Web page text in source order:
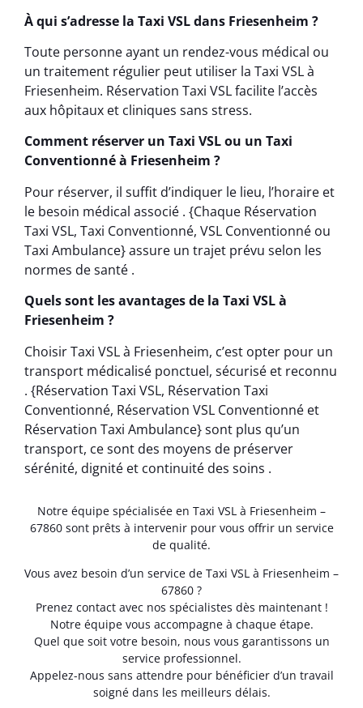
À qui s’adresse la Taxi VSL dans Friesenheim ?
Toute personne ayant un rendez-vous médical ou
un traitement régulier peut utiliser la Taxi VSL à
Friesenheim. Réservation Taxi VSL facilite l’accès
aux hôpitaux et cliniques sans stress.
Comment réserver un Taxi VSL ou un Taxi
Conventionné à Friesenheim ?
Pour réserver, il suffit d’indiquer le lieu, l’horaire et
le besoin médical associé . {Chaque Réservation
Taxi VSL, Taxi Conventionné, VSL Conventionné ou
Taxi Ambulance} assure un trajet prévu selon les
normes de santé .
Quels sont les avantages de la Taxi VSL à
Friesenheim ?
Choisir Taxi VSL à Friesenheim, c’est opter pour un
transport médicalisé ponctuel, sécurisé et reconnu
. {Réservation Taxi VSL, Réservation Taxi
Conventionné, Réservation VSL Conventionné et
Réservation Taxi Ambulance} sont plus qu’un
transport, ce sont des moyens de préserver
sérénité, dignité et continuité des soins .
Notre équipe spécialisée en Taxi VSL à Friesenheim –
67860 sont prêts à intervenir pour vous offrir un service
de qualité.
Vous avez besoin d’un service de Taxi VSL à Friesenheim –
67860 ?
Prenez contact avec nos spécialistes dès maintenant !
Notre équipe vous accompagne à chaque étape.
Quel que soit votre besoin, nous vous garantissons un
service professionnel.
Appelez-nous sans attendre pour bénéficier d’un travail
soigné dans les meilleurs délais.